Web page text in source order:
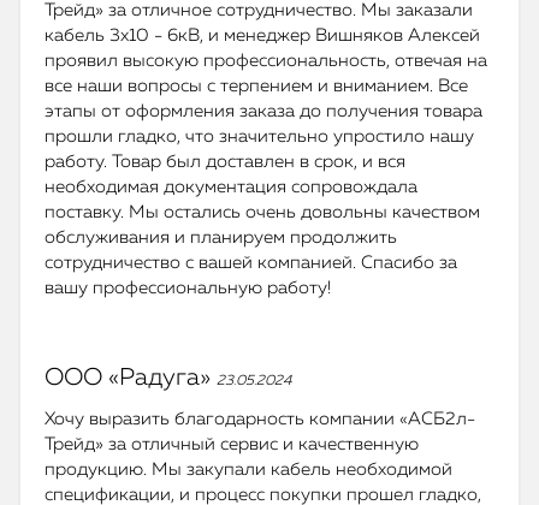
Трейд» за отличное сотрудничество. Мы заказали
кабель 3х10 - 6кВ, и менеджер Вишняков Алексей
проявил высокую профессиональность, отвечая на
все наши вопросы с терпением и вниманием. Все
этапы от оформления заказа до получения товара
прошли гладко, что значительно упростило нашу
работу. Товар был доставлен в срок, и вся
необходимая документация сопровождала
поставку. Мы остались очень довольны качеством
обслуживания и планируем продолжить
сотрудничество с вашей компанией. Спасибо за
вашу профессиональную работу!
ООО «Радуга» 23.05.2024
Хочу выразить благодарность компании «АСБ2л-
Трейд» за отличный сервис и качественную
продукцию. Мы закупали кабель необходимой
спецификации, и процесс покупки прошел гладко,